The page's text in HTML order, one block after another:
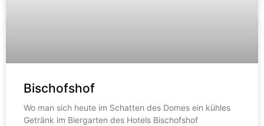
Bischofshof
Wo man sich heute im Schatten des Domes ein kühles
Getränk im Biergarten des Hotels Bischofshof